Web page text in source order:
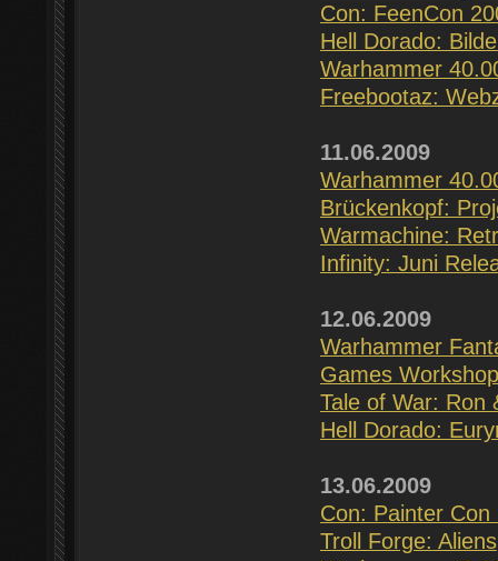
Con: FeenCon
Hell Dorado:
Warhammer
Freebootaz:
11.06.2009
Warhammer
Brückenkopf:
Warmachine:
Infinity: Juni
12.06.2009
Warhammer
Games
Tale of War: Ron
Hell Dorado:
13.06.2009
Con: Painter Con
Troll Forge: Aliens